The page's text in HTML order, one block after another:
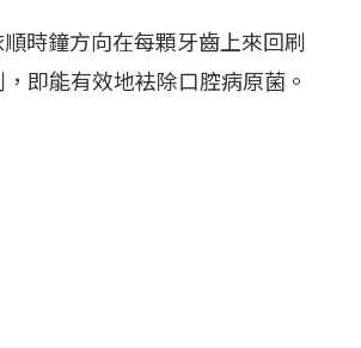
時鐘方向在每顆牙齒上來回刷
即能有效地袪除口腔病原菌。